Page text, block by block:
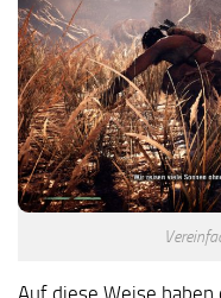
Auf diese Weise